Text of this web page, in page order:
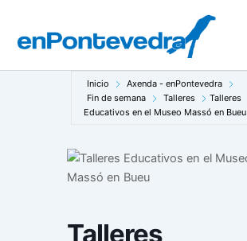
contenido
Inicio
Axenda - enPontevedra
Fin de semana
Talleres
Talleres
Educativos en el Museo Massó en Bueu
Talleres